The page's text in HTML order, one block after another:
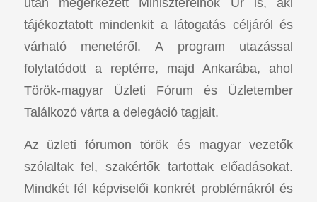
tájékoztatott mindenkit a látogatás céljáról és
várható menetéről. A program utazással
folytatódott a reptérre, majd Ankarába, ahol
Török-magyar Üzleti Fórum és Üzletember
Találkozó várta a delegáció tagjait.
Az üzleti fórumon török és magyar vezetők
szólaltak fel, szakértők tartottak előadásokat.
Mindkét fél képviselői konkrét problémákról és